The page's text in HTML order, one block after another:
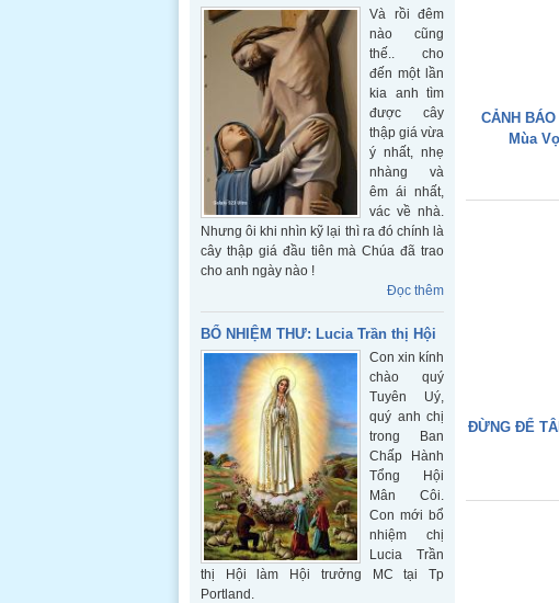
Và rồi đêm
nào cũng
thế.. cho
đến một lần
kia anh tìm
được cây
thập giá vừa
ý nhất, nhẹ
nhàng và
êm ái nhất,
vác về nhà.
Nhưng ôi khi nhìn kỹ lại thì ra đó chính là
cây thập giá đầu tiên mà Chúa đã trao
cho anh ngày nào !
Đọc thêm
BỔ NHIỆM THƯ: Lucia Trần thị Hội
Con xin kính
chào quý
Tuyên Uý,
quý anh chị
trong Ban
Chấp Hành
Tổng Hội
Mân Côi.
Con mới bổ
nhiệm chị
Lucia Trần
thị Hội làm Hội trưởng MC tại Tp
Portland.
CẢNH
Mùa
ĐỪNG ĐỂ